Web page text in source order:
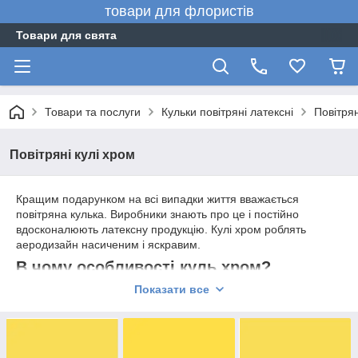
товари для флористів
Товари для свята
Товари та послуги Кульки повітряні латексні
Повітряні кулі хром
Кращим подарунком на всі випадки життя вважається
повітряна кулька. Виробники знають про це і постійно
вдосконалюють латексну продукцію. Кулі хром роблять
аеродизайн насиченим і яскравим.
В чому особливості куль хром?
Виготовлені з щільного якісного латексу кульки мають свої
Показати все